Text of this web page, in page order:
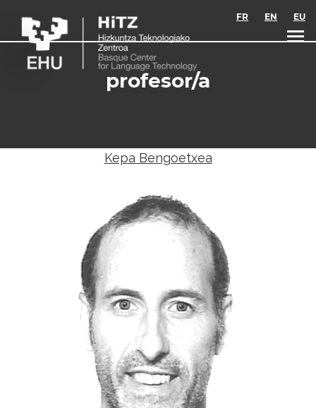
FR EN EU
profesor/a
Kepa Bengoetxea